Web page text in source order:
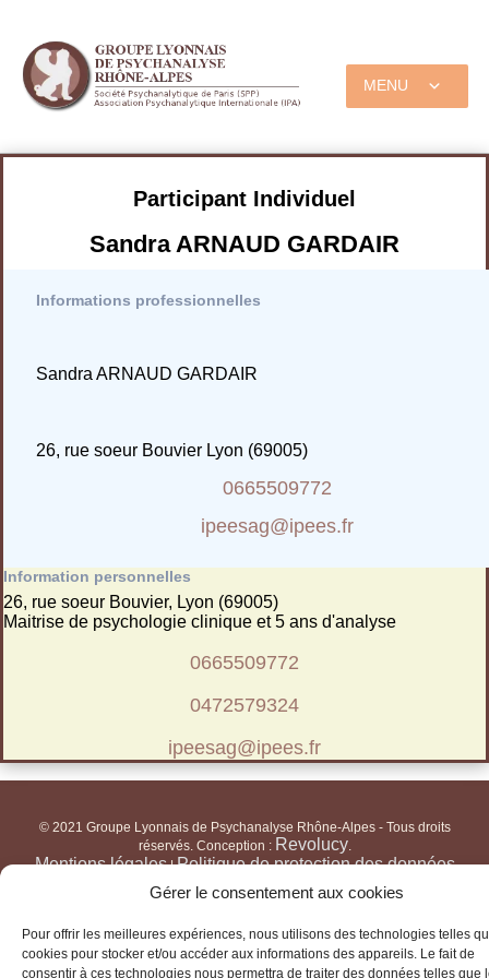
Gérer le consentement aux cookies
Pour offrir les meilleures expériences, nous utilisons des technologies telles
cookies pour stocker et/ou accéder aux informations des appareils. Le fait de
consentir à ces technologies nous permettra de traiter des données telles que
MENU
Participant Individuel
Sandra ARNAUD GARDAIR
Informations professionnelles
Sandra ARNAUD GARDAIR
26, rue soeur Bouvier Lyon (69005)
0665509772
ipeesag@ipees.fr
Information personnelles
26, rue soeur Bouvier, Lyon (69005)
Maitrise de psychologie clinique et 5 ans d'analyse
0665509772
0472579324
ipeesag@ipees.fr
© 2021 Groupe Lyonnais de Psychanalyse Rhône-Alpes - Tous droits
réservés. Conception : Revolucy.
Mentions légales|Politique de protection des données
personnelles
| Cookies